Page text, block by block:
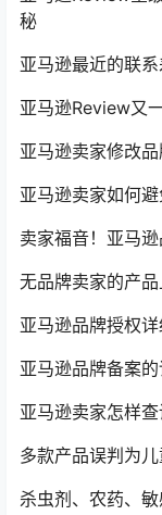
秘
亚马逊最近的联系
亚马逊Review又
亚马逊卖家修改
亚马逊卖家如何避
卖家福音！亚马
无品牌卖家的产
亚马逊品牌授权详
亚马逊品牌备案的
亚马逊卖家怎样查
多款产品误判为
杀虫剂、农药、